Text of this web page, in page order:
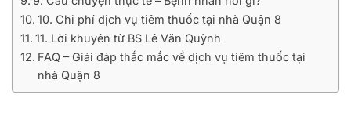
10. Chi phí dịch vụ tiêm thuốc tại nhà Quận 8
11. Lời khuyên từ BS Lê Văn Quỳnh
FAQ – Giải đáp thắc mắc về dịch vụ tiêm thuốc tại
nhà Quận 8